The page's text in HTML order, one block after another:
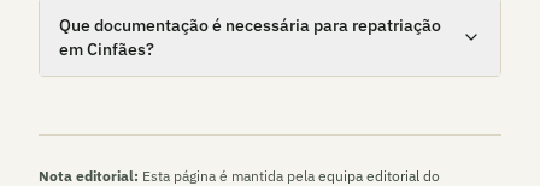
Que documentação é necessária para repatriação
em Cinfães?
Nota editorial: Esta página é mantida pela equipa editorial do